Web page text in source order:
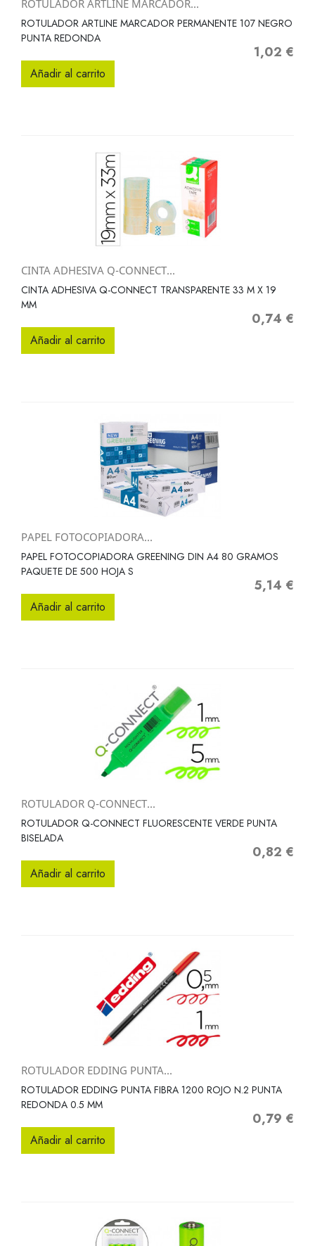
ROTULADOR ARTLINE MARCADOR...
ROTULADOR ARTLINE MARCADOR PERMANENTE 107 NEGRO
PUNTA REDONDA
Precio
1,02 €
Añadir al carrito
CINTA ADHESIVA Q-CONNECT...
CINTA ADHESIVA Q-CONNECT TRANSPARENTE 33 M X 19
MM
Precio
0,74 €
Añadir al carrito
PAPEL FOTOCOPIADORA...
PAPEL FOTOCOPIADORA GREENING DIN A4 80 GRAMOS
PAQUETE DE 500 HOJA S
Precio
5,14 €
Añadir al carrito
ROTULADOR Q-CONNECT...
ROTULADOR Q-CONNECT FLUORESCENTE VERDE PUNTA
BISELADA
Precio
0,82 €
Añadir al carrito
ROTULADOR EDDING PUNTA...
ROTULADOR EDDING PUNTA FIBRA 1200 ROJO N.2 PUNTA
REDONDA 0.5 MM
Precio
0,79 €
Añadir al carrito